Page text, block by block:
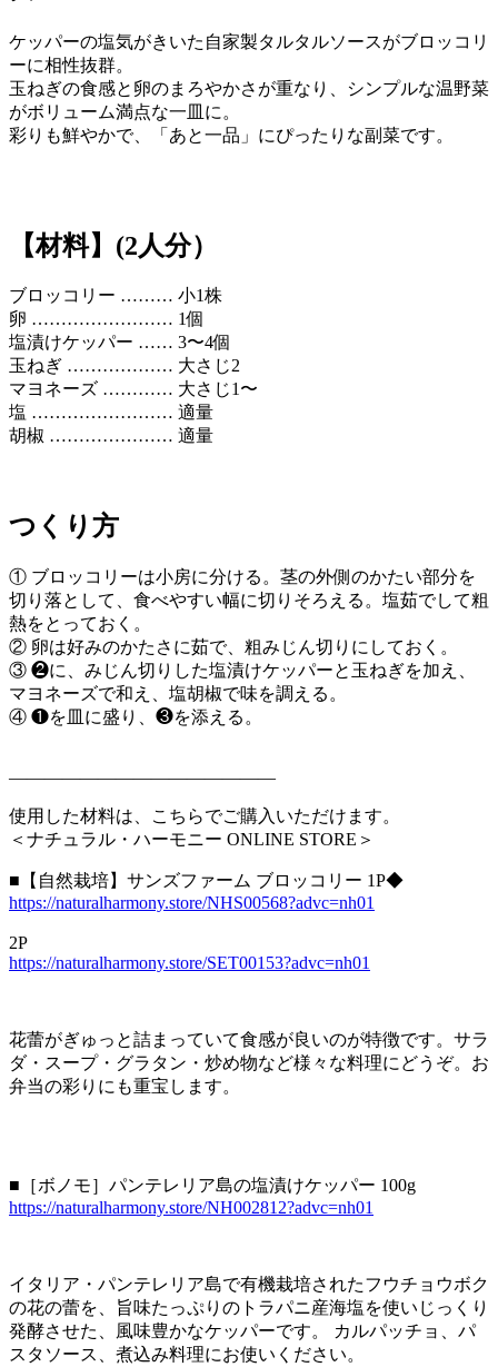
ケッパーの塩気がきいた自家製タルタルソースがブロッコリ
ーに相性抜群。
玉ねぎの食感と卵のまろやかさが重なり、シンプルな温野菜
がボリューム満点な一皿に。
彩りも鮮やかで、「あと一品」にぴったりな副菜です。
【材料】(2人分）
ブロッコリー ……… 小1株
卵 …………………… 1個
塩漬けケッパー …… 3〜4個
玉ねぎ ……………… 大さじ2
マヨネーズ ………… 大さじ1〜
塩 …………………… 適量
胡椒 ………………… 適量
つくり方
① ブロッコリーは小房に分ける。茎の外側のかたい部分を
切り落として、食べやすい幅に切りそろえる。塩茹でして粗
熱をとっておく。
② 卵は好みのかたさに茹で、粗みじん切りにしておく。
③ ❷に、みじん切りした塩漬けケッパーと玉ねぎを加え、
マヨネーズで和え、塩胡椒で味を調える。
④ ❶を皿に盛り、❸を添える。
———————————————
使用した材料は、こちらでご購入いただけます。
＜ナチュラル・ハーモニー ONLINE STORE＞
■【自然栽培】サンズファーム ブロッコリー 1P◆
https://naturalharmony.store/NHS00568?advc=nh01
2P
https://naturalharmony.store/SET00153?advc=nh01
花蕾がぎゅっと詰まっていて食感が良いのが特徴です。サラ
ダ・スープ・グラタン・炒め物など様々な料理にどうぞ。お
弁当の彩りにも重宝します。
■［ボノモ］パンテレリア島の塩漬けケッパー 100g
https://naturalharmony.store/NH002812?advc=nh01
イタリア・パンテレリア島で有機栽培されたフウチョウボク
の花の蕾を、旨味たっぷりのトラパニ産海塩を使いじっくり
発酵させた、風味豊かなケッパーです。 カルパッチョ、パ
スタソース、煮込み料理にお使いください。